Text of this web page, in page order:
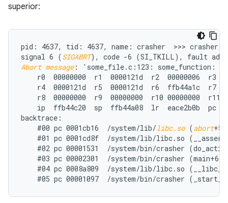
superior:
pid: 4637, tid: 4637, name: crasher  >>> crasher
signal 6 (SIGABRT
Abort message: 'some_file.c:123: some_function:
r0  00000000  r1  0000121d  r2  00000006  r3
r4  0000121d  r5  0000121d  r6  ffb44a1c  r7
r8  00000000  r9  00000000  r10 00000000  r11
ip  ffb44c20  sp  ffb44a08  lr  eace2b0b  pc
backtrace:
    #00 pc 0001cb16  /system/lib/
libc.so (abort
#01 pc 0001cd8f  /system/lib/libc.so
#02 pc 00001531  /system/bin/crasher
    #03 pc 00002301  /system/bin/crasher (main+68)
#04 pc 0008a809  /system/lib/libc.so